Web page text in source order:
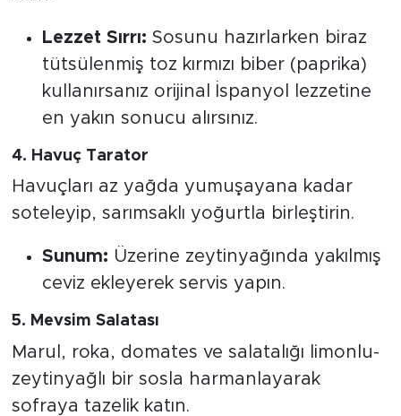
Lezzet Sırrı: Sosunu hazırlarken biraz
tütsülenmiş toz kırmızı biber (paprika)
kullanırsanız orijinal İspanyol lezzetine
en yakın sonucu alırsınız.
4. Havuç Tarator
Havuçları az yağda yumuşayana kadar
soteleyip, sarımsaklı yoğurtla birleştirin.
Sunum: Üzerine zeytinyağında yakılmış
ceviz ekleyerek servis yapın.
5. Mevsim Salatası
Marul, roka, domates ve salatalığı limonlu-
zeytinyağlı bir sosla harmanlayarak
sofraya tazelik katın.